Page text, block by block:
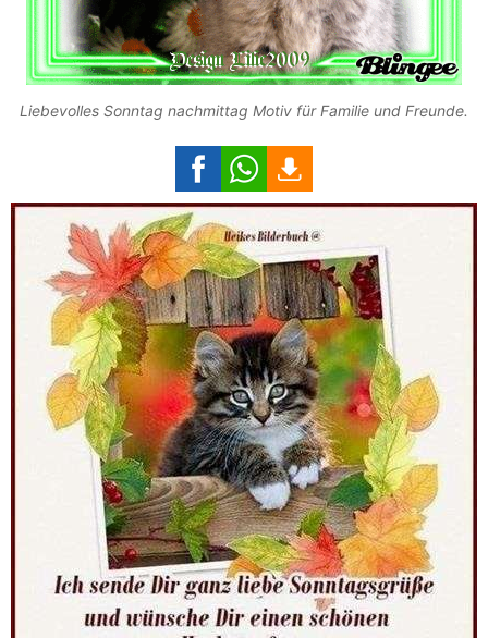
Liebevolles Sonntag nachmittag Motiv für Familie und Freunde.